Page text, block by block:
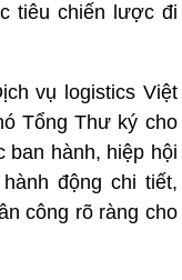
tiêu chiến lược đi
vụ logistics Việt
Tổng Thư ký cho
ban hành, hiệp hội
động chi tiết,
công rõ ràng cho